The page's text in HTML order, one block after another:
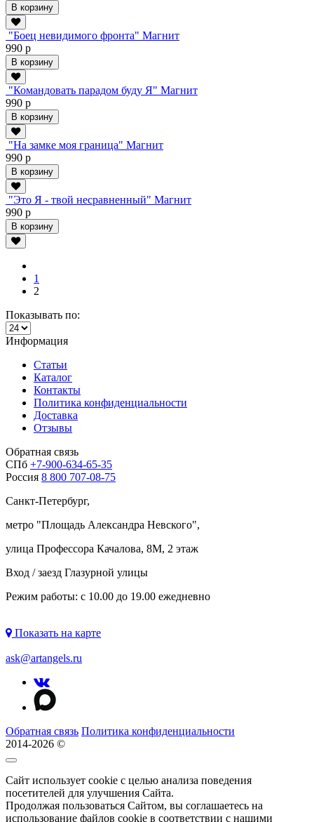
В корзину
"Боец невидимого фронта" Магнит
990 р
В корзину
"Командовать парадом буду Я" Магнит
990 р
В корзину
"На замке моя граница" Магнит
990 р
В корзину
"Это Я - твой несравненный" Магнит
990 р
В корзину
1
2
Показывать по:
Информация
Статьи
Каталог
Контакты
Политика конфиденциальности
Доставка
Отзывы
Обратная связь
СПб +7-900-634-65-35
Россия 8 800 707-08-75
Санкт-Петербург,
метро "Площадь Александра Невского",
улица Профессора Качалова, 8М, 2 этаж
Вход / заезд Глазурной улицы
Режим работы: с 10.00 до 19.00 ежедневно
Показать на карте
ask@artangels.ru
Обратная связь Политика конфиденциальности
2014-2026 ©
Сайт использует cookie с целью анализа поведения
посетителей для улучшения Сайта.
Продолжая пользоваться Сайтом, вы соглашаетесь на
использование файлов cookie в соответствии с нашими